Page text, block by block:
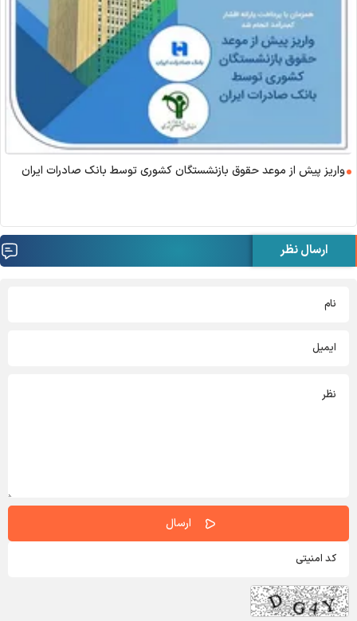
واریز پیش از موعد حقوق بازنشستگان کشوری توسط بانک صادرات ایران
ارسال نظر